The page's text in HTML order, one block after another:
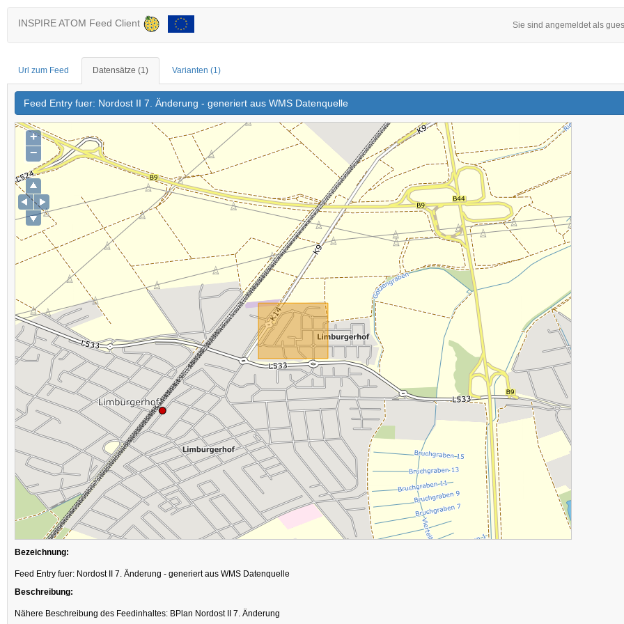
INSPIRE ATOM Feed Client Sie sind angemeldet als
Url zum Feed Datensätze (1) Varianten (1)
Feed Entry fuer: Nordost II 7. Änderung - generiert aus WMS Datenquelle
+
−
Bezeichnung:
Feed Entry fuer: Nordost II 7. Änderung - generiert aus WMS Datenquelle
Beschreibung:
Nähere Beschreibung des Feedinhaltes: BPlan Nordost II 7. Änderung